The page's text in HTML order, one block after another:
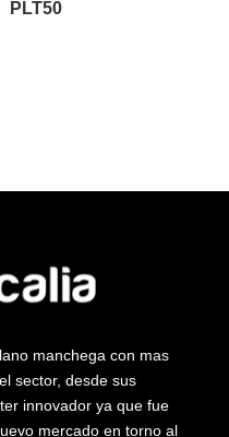
PLT50
manchega con mas
sector, desde sus
innovador ya que fue
mercado en torno al